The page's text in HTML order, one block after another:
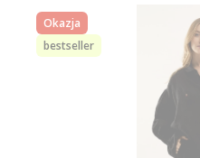
Okazja
bestseller